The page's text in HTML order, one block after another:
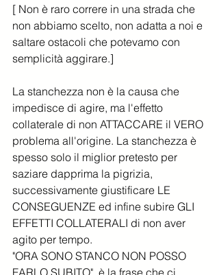
[ Non è raro correre in una strada che
non abbiamo scelto, non adatta a noi e
saltare ostacoli che potevamo con
semplicità aggirare.]
La stanchezza non è la causa che
impedisce di agire, ma l'effetto
collaterale di non ATTACCARE il VERO
problema all'origine. La stanchezza è
spesso solo il miglior pretesto per
saziare dapprima la pigrizia,
successivamente giustificare LE
CONSEGUENZE ed infine subire GLI
EFFETTI COLLATERALI di non aver
agito per tempo.
"ORA SONO STANCO NON POSSO
FARLO SUBITO", è la frase che ci